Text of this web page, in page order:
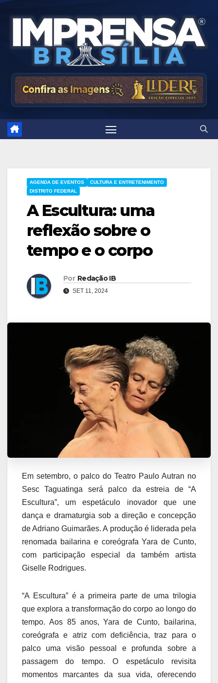
AGENDA DE EVENTOS
CULTURA E ENTRETENIMENTO
DISTRITO FEDERAL
A Escultura: uma
reflexão sobre o
tempo e o corpo
Por Redação IB
SET 11, 2024
Em setembro, o palco do Teatro Paulo Autran no
Sesc Taguatinga será palco da estreia de “A
Escultura”, um espetáculo inovador que une
dança e dramaturgia sob a direção e concepção
de Adriano Guimarães. A produção é liderada pela
renomada bailarina e coreógrafa Yara de Cunto,
com participação especial da também artista
Giselle Rodrigues.
“A Escultura” é a primeira parte de uma trilogia
que explora a transformação do corpo ao longo do
tempo. Aos 85 anos, Yara de Cunto, bailarina,
coreógrafa e atriz com deficiência, traz para o
palco uma visão pessoal e profunda sobre a
passagem do tempo. O espetáculo revisita
momentos marcantes da sua vida, oferecendo